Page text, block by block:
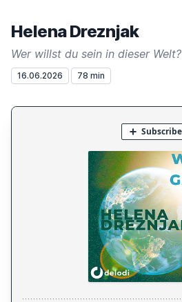
Helena Dreznjak
Wer willst du sein in dieser Welt?
16.06.2026 78 min